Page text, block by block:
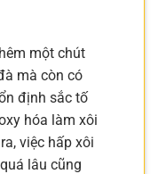
một chút
mà còn có
định sắc tố
hóa làm xôi
việc hấp xôi
lâu cũng